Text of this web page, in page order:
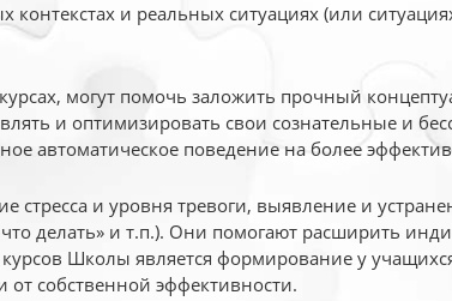
и реальных ситуациях (или
могут помочь заложить прочный
и оптимизировать свои сознательные и
автоматическое поведение на более
стресса и уровня тревоги, выявление и
делать» и т.п.). Они помогают расширить
Школы является формирование у
от собственной эффективности.